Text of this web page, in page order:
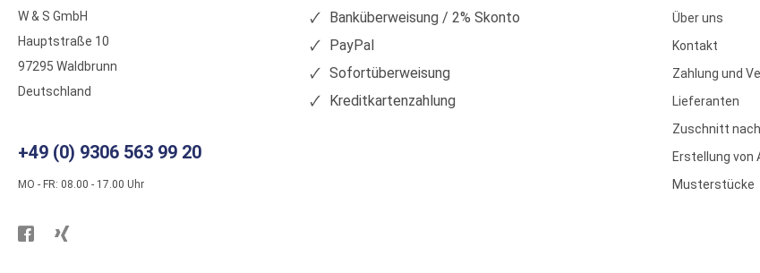
W & S GmbH
Hauptstraße 10
97295 Waldbrunn
Deutschland
+49 (0) 9306 563 99 20
MO - FR: 08.00 - 17.00 Uhr
Besuchen
Banküberweisung / 2% Skonto
PayPal
Sofortüberweisung
Kreditkartenzahlung
Über uns
Kontakt
Zahlung und
Lieferanten
Zuschnitt
Erstellung von
Musterstücke